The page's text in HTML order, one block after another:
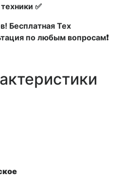
✅
Бесплатная Тех
по любым вопросам❗